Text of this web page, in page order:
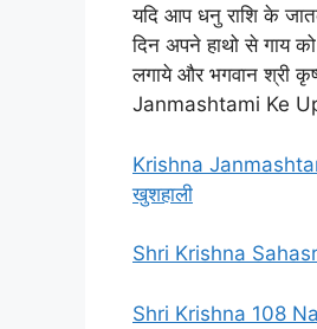
यदि आप धनु राशि के
दिन अपने हाथो से गाय
लगाये और भगवान श्री
Janmashtami Ke
Krishna
खुशहाली
Shri Krishna
Shri Krishna 108